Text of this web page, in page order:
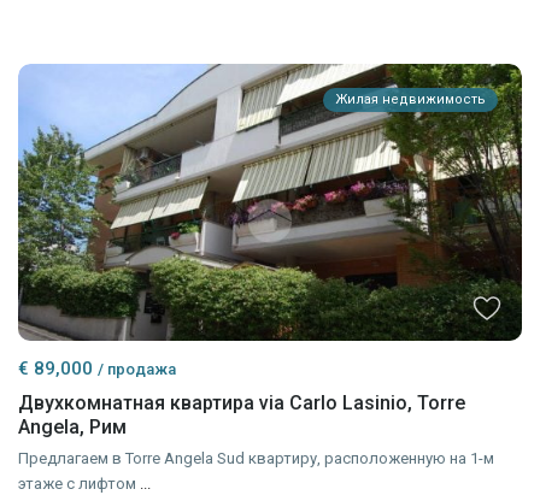
Жилая недвижимость
€ 89,000/ продажа
Двухкомнатная квартира via Carlo Lasinio, Torre
Angela, Рим
Предлагаем в Torre Angela Sud квартиру, расположенную на 1-м
этаже с лифтом ...